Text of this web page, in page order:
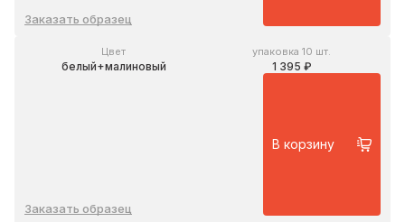
Заказать образец
Цвет
белый+малиновый
упаковка 10 шт.
1 395 ₽
Заказать образец
В корзину